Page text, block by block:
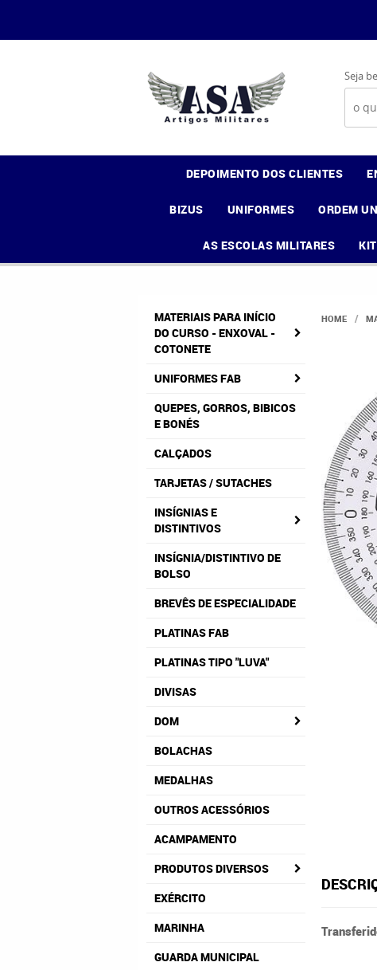
Seja
DEPOIMENTO DOS CLIENTES
BIZUS UNIFORMES ORDEM
AS ESCOLAS MILITARES
MATERIAIS PARA INÍCIO
DO CURSO - ENXOVAL -
COTONETE
UNIFORMES FAB
QUEPES, GORROS, BIBICOS
E BONÉS
CALÇADOS
TARJETAS / SUTACHES
INSÍGNIAS E
DISTINTIVOS
INSÍGNIA/DISTINTIVO DE
BOLSO
BREVÊS DE ESPECIALIDADE
PLATINAS FAB
PLATINAS TIPO "LUVA"
DIVISAS
DOM
BOLACHAS
MEDALHAS
OUTROS ACESSÓRIOS
ACAMPAMENTO
PRODUTOS DIVERSOS
EXÉRCITO
MARINHA
GUARDA MUNICIPAL
HOME